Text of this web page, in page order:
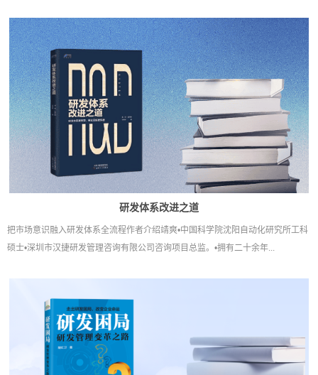
研发体系改进之道
把市场意识融入研发体系全流程作者介绍靖爽•中国科学院沈阳自动化研究所工科
硕士•深圳市汉捷研发管理咨询有限公司咨询项目总监。•拥有二十余年...